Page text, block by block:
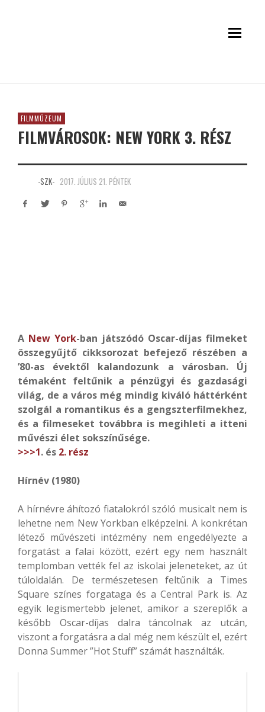
FILMMÚZEUM
FILMVÁROSOK: NEW YORK 3. RÉSZ
-SZK- 2017. JÚLIUS 21. PÉNTEK
A New York-ban játszódó Oscar-díjas filmeket
összegyűjtő cikksorozat befejező részében a
’80-as évektől kalandozunk a városban. Új
témaként feltűnik a pénzügyi és gazdasági
világ, de a város még mindig kiváló háttérként
szolgál a romantikus és a gengszterfilmekhez,
és a filmeseket továbbra is megihleti a itteni
művészi élet sokszínűsége.
>>>1. és 2. rész
Hírnév (1980)
A hírnévre áhítozó fiatalokról szóló musicalt nem is
lehetne nem New Yorkban elképzelni. A konkrétan
létező művészeti intézmény nem engedélyezte a
forgatást a falai között, ezért egy nem használt
templomban vették fel az iskolai jeleneteket, az út
túloldalán. De természetesen feltűnik a Times
Square színes forgataga és a Central Park is. Az
egyik legismertebb jelenet, amikor a szereplők a
később Oscar-díjas dalra táncolnak az utcán,
viszont a forgatásra a dal még nem készült el, ezért
Donna Summer ”Hot Stuff” számát használták.